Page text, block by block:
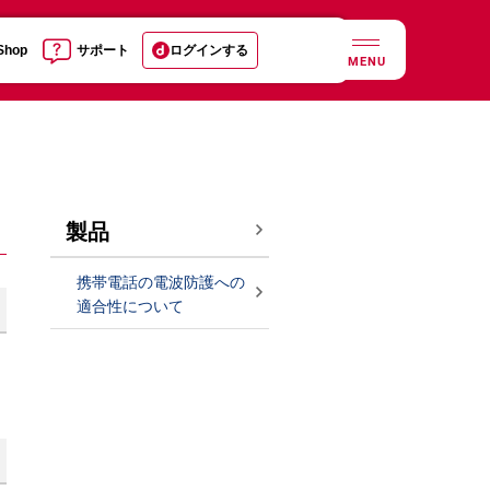
サポート ログインする
MENU
製品
携帯電話の電波防護への
適合性について